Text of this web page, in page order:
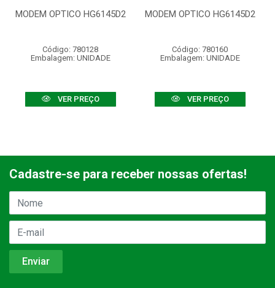
MODEM OPTICO HG6145D2
Código: 780128
Embalagem: UNIDADE
VER PREÇO
MODEM OPTICO HG6145D2
Código: 780160
Embalagem: UNIDADE
VER PREÇO
Cadastre-se para receber nossas ofertas!